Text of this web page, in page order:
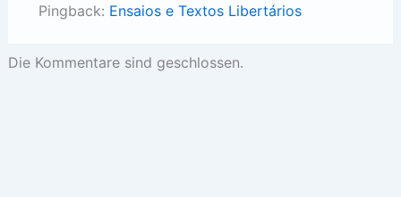
Pingback: Ensaios e Textos Libertários
Die Kommentare sind geschlossen.